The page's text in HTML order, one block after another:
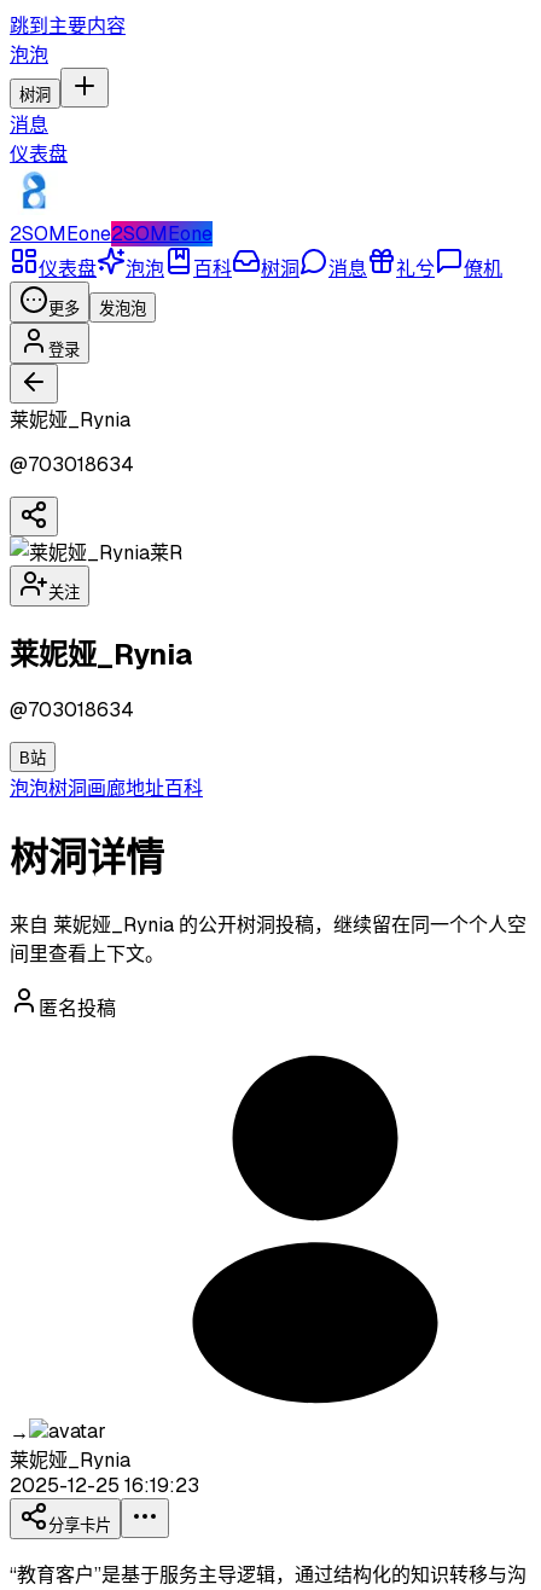
跳到主要内容
泡泡
树洞
消息
仪表盘
2SOMEone2SOMEone
仪表盘
泡泡 百科 树洞 消息 礼兮 僚机
更多 发泡泡
登录
莱妮娅_Rynia
@703018634
莱R
关注
莱妮娅_Rynia
@703018634
B站
泡泡树洞画廊地址百科
树洞详情
来自 莱妮娅_Rynia 的公开树洞投稿，继续留在同一个个人空
间里查看上下文。
匿名投稿
→
莱妮娅_Rynia
2025-12-25 16:19:23
分享卡片
“教育客户”是基于服务主导逻辑，通过结构化的知识转移与沟